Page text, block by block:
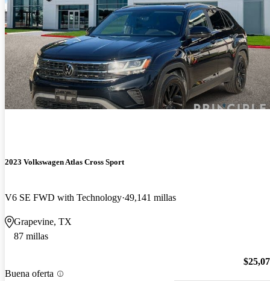
2023 Volkswagen Atlas Cross Sport
V6 SE FWD with Technology 49,141 millas
Grapevine, TX
87 millas
Buena oferta